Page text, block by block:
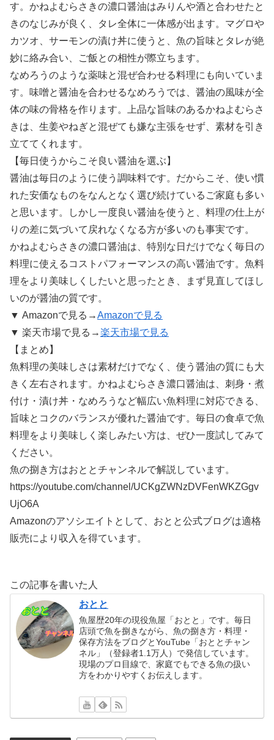
す。かねよむらさきの濃口醤油はみりんや酒と合わせたと
きのなじみが良く、タレ全体に一体感が出ます。マグロや
カツオ、サーモンの漬け丼に使うと、魚の旨味とタレが絶
妙に絡み合い、ご飯との相性が際立ちます。
なめろうのような薬味と混ぜ合わせる料理にも向いていま
す。味噌と醤油を合わせるなめろうでは、醤油の風味が全
体の味の骨格を作ります。上品な旨味のあるかねよむらさ
きは、生姜やねぎと混ぜても嫌な主張をせず、素材を引き
立ててくれます。
【毎日使うからこそ良い醤油を選ぶ】
醤油は毎日のように使う調味料です。だからこそ、使い慣
れた安価なものをなんとなく選び続けているご家庭も多い
と思います。しかし一度良い醤油を使うと、料理の仕上が
りの差に気づいて戻れなくなる方が多いのも事実です。
かねよむらさきの濃口醤油は、特別な日だけでなく毎日の
料理に使えるコストパフォーマンスの高い醤油です。魚料
理をより美味しくしたいと思ったとき、まず見直してほし
いのが醤油の質です。
▼ Amazonで見る→Amazonで見る
▼ 楽天市場で見る→楽天市場で見る
【まとめ】
魚料理の美味しさは素材だけでなく、使う醤油の質にも大
きく左右されます。かねよむらさき濃口醤油は、刺身・煮
付け・漬け丼・なめろうなど幅広い魚料理に対応できる、
旨味とコクのバランスが優れた醤油です。毎日の食卓で魚
料理をより美味しく楽しみたい方は、ぜひ一度試してみて
ください。
魚の捌き方はおととチャンネルで解説しています。
https://youtube.com/channel/UCKgZWNzDVFenWKZGgv
UjO6A
Amazonのアソシエイトとして、おとと公式ブログは適格
販売により収入を得ています。
この記事を書いた人
おとと
魚屋歴20年の現役魚屋「おとと」です。毎日
店頭で魚を捌きながら、魚の捌き方・料理・
保存方法をブログとYouTube「おととチャン
ネル」（登録者1.1万人）で発信しています。
現場のプロ目線で、家庭でもできる魚の扱い
方をわかりやすくお伝えします。